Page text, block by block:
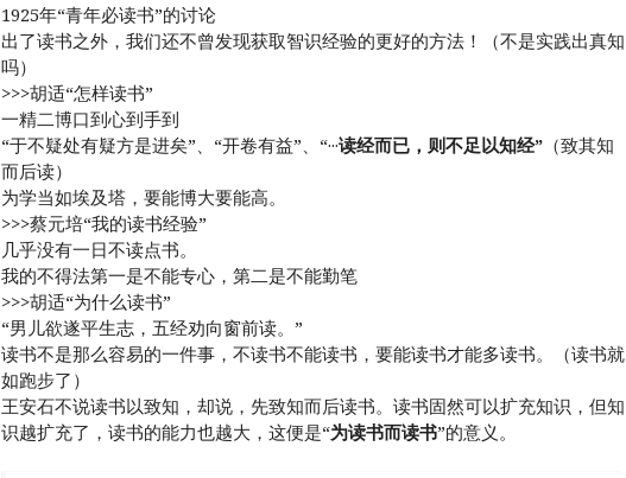
1925年“青年必读书”的讨论
出了读书之外，我们还不曾发现获取智识经验的更好的方法！（不是实践出真知
吗）
>>>胡适“怎样读书”
一精二博口到心到手到
“于不疑处有疑方是进矣”、“开卷有益”、“···读经而已，则不足以知经” （致其知
而后读）
为学当如埃及塔，要能博大要能高。
>>>蔡元培“我的读书经验”
几乎没有一日不读点书。
我的不得法第一是不能专心，第二是不能勤笔
>>>胡适“为什么读书”
“男儿欲遂平生志，五经劝向窗前读。”
读书不是那么容易的一件事，不读书不能读书，要能读书才能多读书。（读书就
如跑步了）
王安石不说读书以致知，却说，先致知而后读书。读书固然可以扩充知识，但知
识越扩充了，读书的能力也越大，这便是“为读书而读书”的意义。